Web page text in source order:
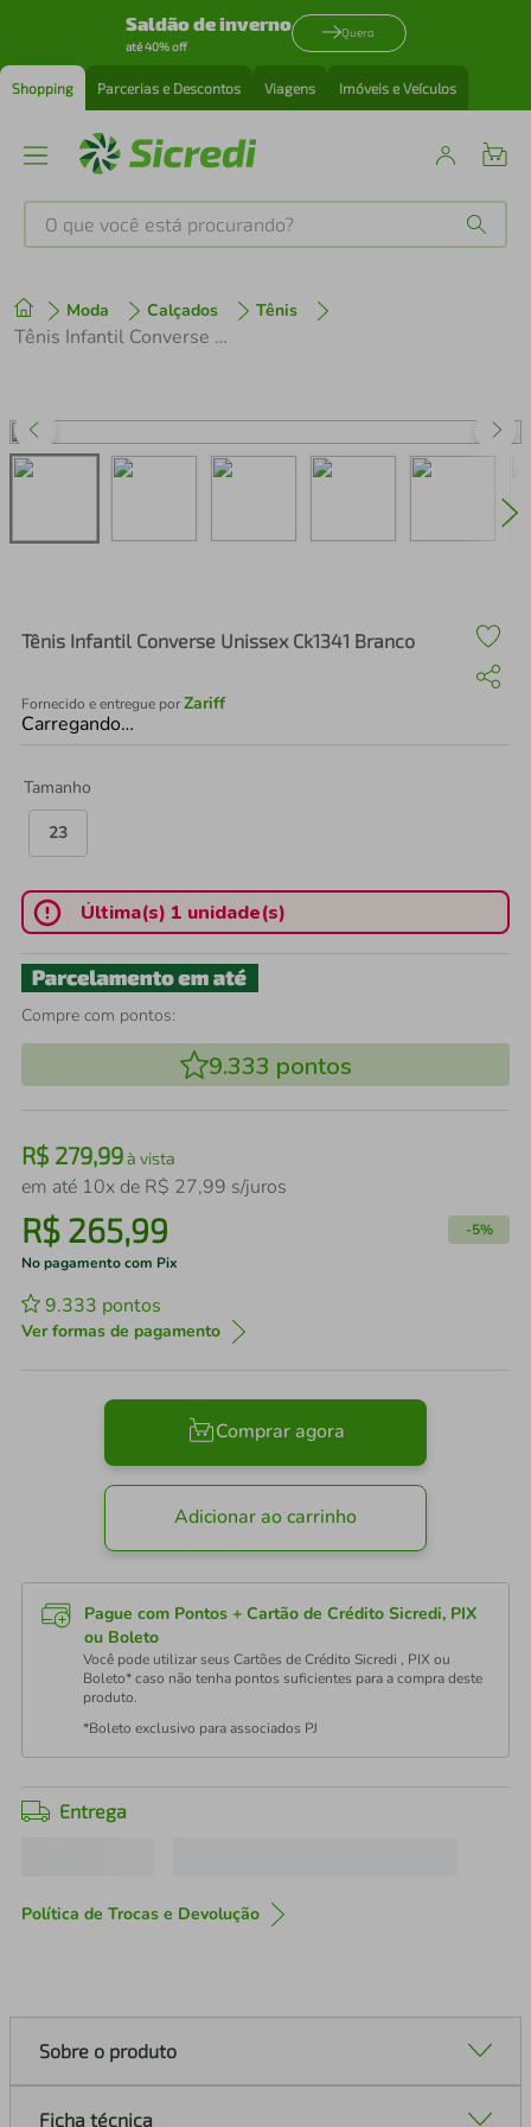
Saldão de inverno
até 40% off
Quero
Shopping Parcerias e Descontos Viagens Imóveis e Veículos
O que você está procurando?
Moda Calçados Tênis
Tênis Infantil Converse Unissex Ck1341 Branco
Tênis Infantil Converse Unissex Ck1341 Branco
Fornecido e entregue porZariff
Carregando…
Tamanho
23
Última(s) 1 unidade(s)
Compre com pontos:
9.333 pontos
R$ 279,99à vista
em até 10x de R$ 27,99 s/juros
R$ 265,99 -5%
No pagamento com Pix
9.333 pontos
Ver formas de pagamento
Comprar agora
Adicionar ao carrinho
Pague com Pontos + Cartão de Crédito Sicredi, PIX
ou Boleto
Você pode utilizar seus Cartões de Crédito Sicredi , PIX ou
Boleto* caso não tenha pontos suficientes para a compra deste
produto.
*Boleto exclusivo para associados PJ
Entrega
Política de Trocas e Devolução
Sobre o produto
Ficha técnica
1º tenis
perfume